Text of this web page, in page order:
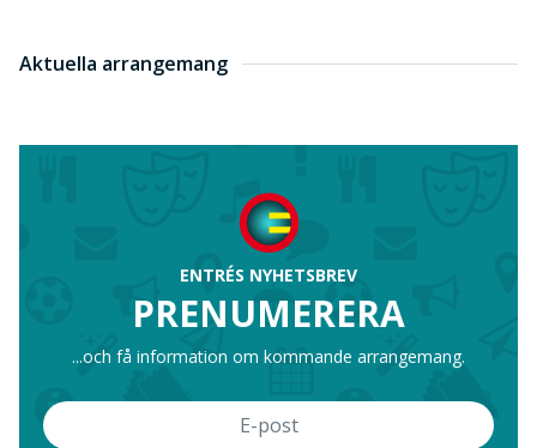
Aktuella arrangemang
ENTRÉS NYHETSBREV
PRENUMERERA
...och få information om kommande arrangemang.